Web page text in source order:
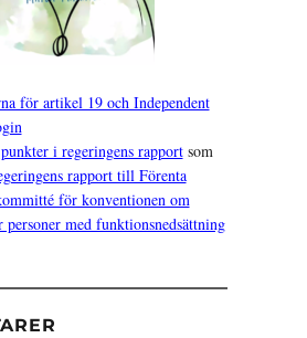
för artikel 19 och Independent
i regeringens rapportsom
rapport till Förenta
för konventionen om
med funktionsnedsättning